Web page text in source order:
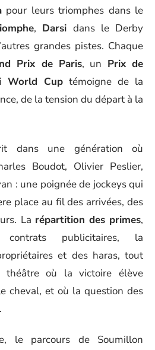
pour leurs triomphes dans le
, Darsi dans le Derby
grandes pistes. Chaque
Prix de Paris, un Prix de
World Cup témoigne de la
de la tension du départ à la
dans une génération où
Boudot, Olivier Peslier,
: une poignée de jockeys qui
place au fil des arrivées, des
La répartition des primes,
publicitaires, la
et des haras, tout
théâtre où la victoire élève
cheval, et où la question des
le parcours de Soumillon